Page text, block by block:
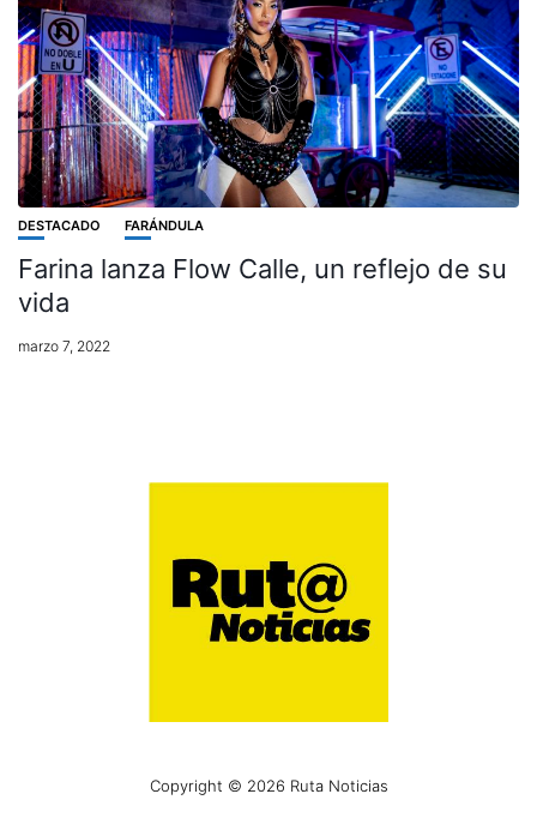
DESTACADO FARÁNDULA
Farina lanza Flow Calle, un reflejo de su
vida
marzo 7, 2022
Copyright © 2026 Ruta Noticias